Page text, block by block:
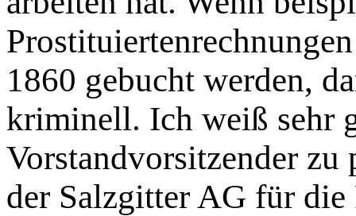
1860 gebucht werden,
kriminell. Ich weiß sehr
Vorstandvorsitzender
der Salzgitter AG für